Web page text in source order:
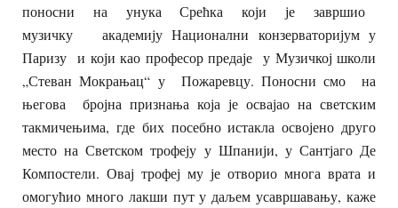
поносни на унука Срећка који је завршио
музичку академију Национални конзерваторијум у
Паризу и који као професор предаје у Музичкој школи
„Стеван Мокрањац“ у Пожаревцу. Поносни смо на
његова бројна признања која је освајао на светским
такмичењима, где бих посебно истакла освојено друго
место на Светском трофеју у Шпанији, у Сантјаго Де
Компостели. Овај трофеј му је отворио многа врата и
омогућио много лакши пут у даљем усавршавању, каже